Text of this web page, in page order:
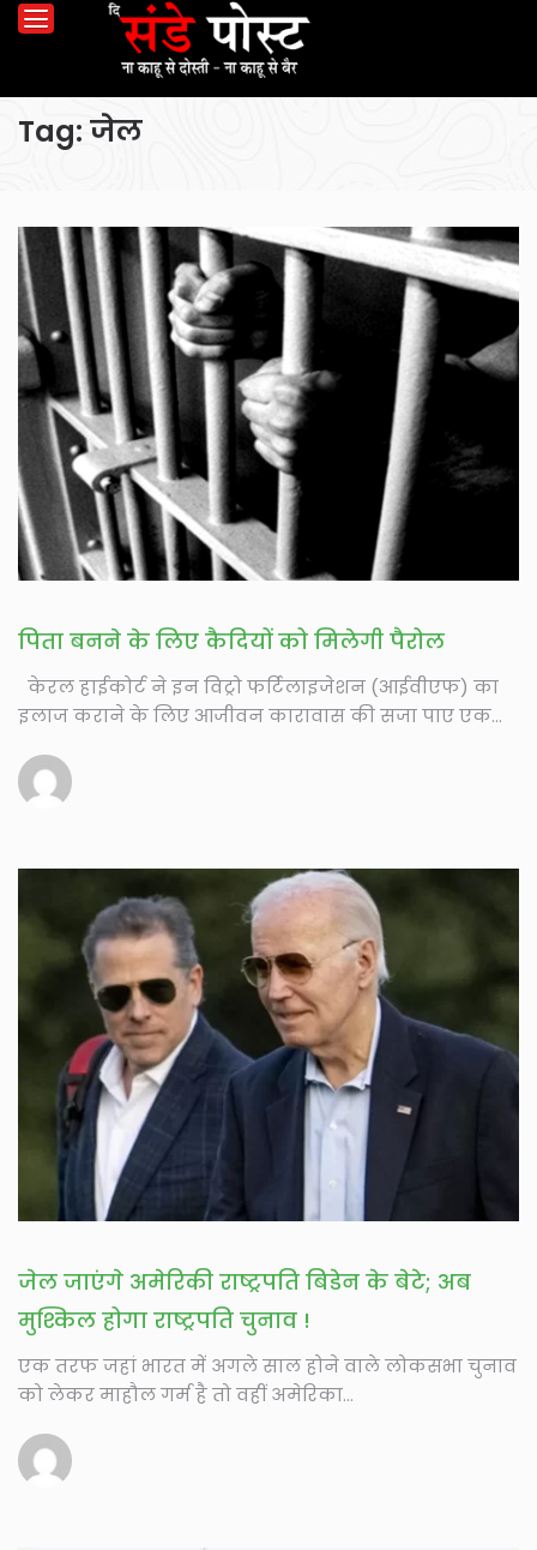
Tag: जेल
पिता बनने के लिए कैदियों को मिलेगी पैरोल
केरल हाईकोर्ट ने इन विट्रो फर्टिलाइजेशन (आईवीएफ) का
इलाज कराने के लिए आजीवन कारावास की सजा पाए एक...
जेल जाएंगे अमेरिकी राष्ट्रपति बिडेन के बेटे; अब
मुश्किल होगा राष्ट्रपति चुनाव !
एक तरफ जहां भारत में अगले साल होने वाले लोकसभा चुनाव
को लेकर माहौल गर्म है तो वहीं अमेरिका...